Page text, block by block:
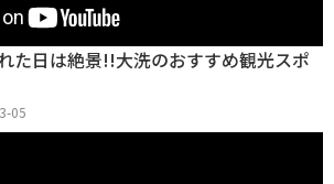
た日は絶景!!大洗のおすすめ観光スポ
05